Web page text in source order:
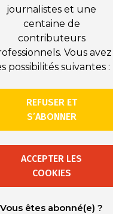
journalistes et une
centaine de
contributeurs
Vous avez
possibilités suivantes :
REFUSER ET
S’ABONNER
ACCEPTER LES
COOKIES
Vous êtes abonné(e) ?